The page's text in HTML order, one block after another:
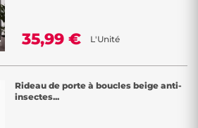
35,99 € L'Unité
Rideau de porte à boucles beige anti-
insectes...